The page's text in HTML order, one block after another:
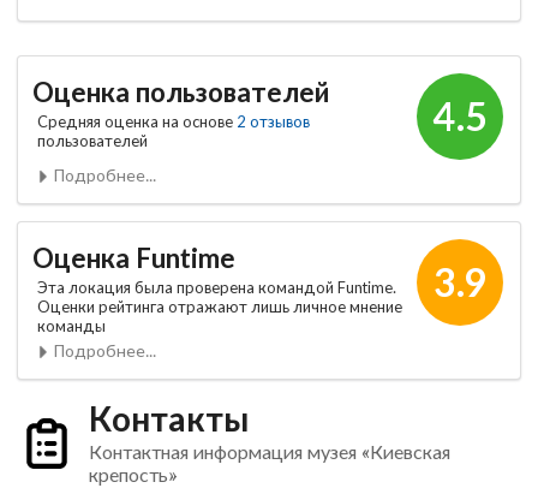
4.5
Оценка пользователей
Средняя оценка на основе 2 отзывов
пользователей
Подробнее...
3.9
Оценка Funtime
Эта локация была проверена командой Funtime.
Оценки рейтинга отражают лишь личное мнение
команды
Подробнее...
Контакты
Контактная информация музея «Киевская
крепость»